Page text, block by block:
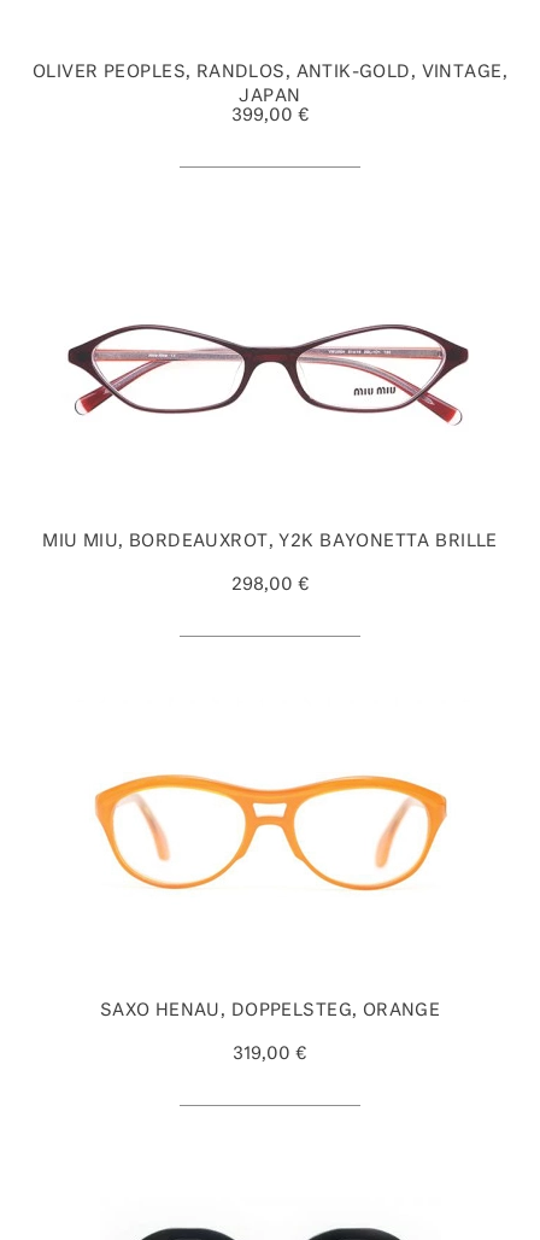
OLIVER PEOPLES, RANDLOS, ANTIK-GOLD, VINTAGE,
JAPAN
399,00 €
MIU MIU, BORDEAUXROT, Y2K BAYONETTA BRILLE
298,00 €
SAXO HENAU, DOPPELSTEG, ORANGE
319,00 €